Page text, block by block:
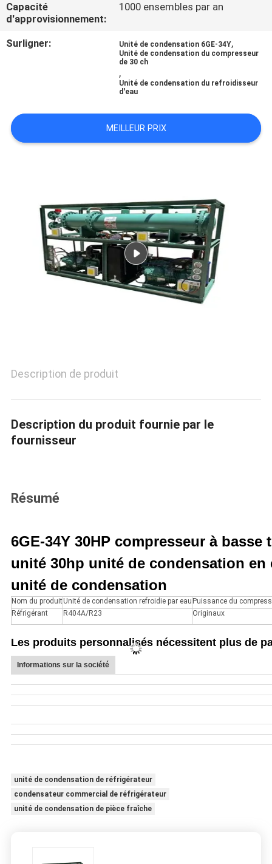
CONTACTEZ-
NOUS
CITATION
POLITIQUE
CONFIDENTIALITÉ
Capacité
d'approvisionnement:
1000 ensembles par an
Surligner: Unité de condensation 6GE-34Y,
Unité de condensation du compresseur
de 30 ch
,
Unité de condensation du refroidisseur
d'eau
MEILLEUR PRIX
Description de produit
Description du produit fournie par le
fournisseur
Résumé
6GE-34Y 30HP compresseur à
unité 30hp unité de condensation
unité de condensation
Nom du produitUnité de condensation refroidie par eau Puissance du
Réfrigérant
R404A/R23 Originaux
Les produits personnalisés nécessitent plus de
Informations sur la société
unité de condensation de réfrigérateur
condensateur commercial de réfrigérateur
unité de condensation de pièce fraîche